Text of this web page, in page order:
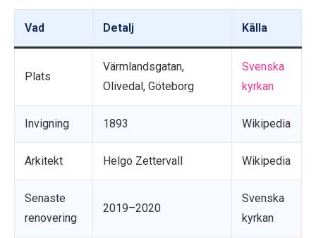
Vad Detalj Källa
Plats
Värmlandsgatan,
Olivedal, Göteborg
Svenska
kyrkan
Invigning 1893 Wikipedia
Arkitekt Helgo Zettervall Wikipedia
Senaste
renovering
2019–2020
Svenska
kyrkan